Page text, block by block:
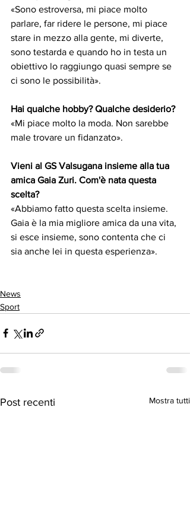
«Sono estroversa, mi piace molto
parlare, far ridere le persone, mi piace
stare in mezzo alla gente, mi diverte,
sono testarda e quando ho in testa un
obiettivo lo raggiungo quasi sempre se
ci sono le possibilità».
Hai qualche hobby? Qualche desiderio?
«Mi piace molto la moda. Non sarebbe
male trovare un fidanzato».
Vieni al GS Valsugana insieme alla tua
amica Gaia Zuri. Com'è nata questa
scelta?
«Abbiamo fatto questa scelta insieme.
Gaia è la mia migliore amica da una vita,
si esce insieme, sono contenta che ci
sia anche lei in questa esperienza».
News
Sport
Post recenti Mostra tutti